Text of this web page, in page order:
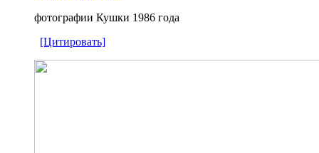
фотографии Кушки 1986 года
[Цитировать]